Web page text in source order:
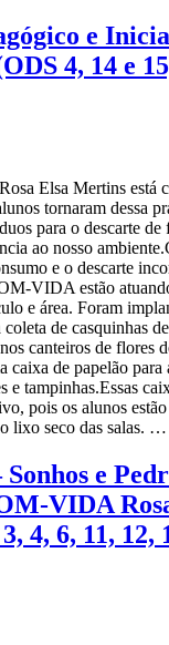
e
4, 14 e
Elsa Mertins está
tornaram dessa
para o descarte
ao nosso
e o descarte
VIDA estão
e área. Foram
de casquinhas
canteiros de flores
caixa de papelão para
e tampinhas.Essas
pois os alunos
lixo seco das salas. …
e
VIDA
4, 6, 11, 12,